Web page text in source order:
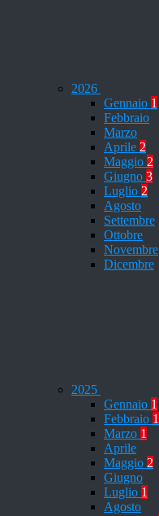
2026
Gennaio 1
Febbraio
Marzo
Aprile 2
Maggio 2
Giugno 3
Luglio 2
Agosto
Settembre
Ottobre
Novembre
Dicembre
2025
Gennaio 1
Febbraio 1
Marzo 1
Aprile
Maggio 2
Giugno
Luglio 1
Agosto